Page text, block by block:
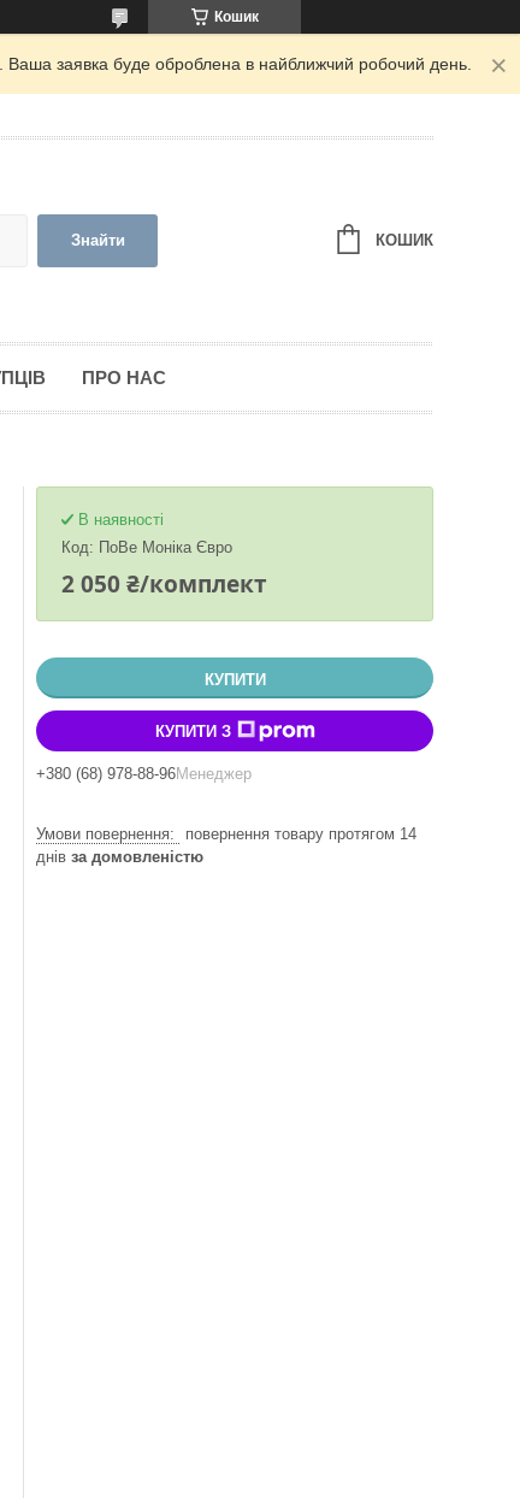
Кошик
Ваша заявка буде оброблена в найближчий робочий день.
Знайти КОШИК
ПРО НАС
В наявності
Код: ПоВе Моніка Євро
2 050 ₴/комплект
КУПИТИ
КУПИТИ З
+380 (68) 978-88-96Менеджер
повернення товару протягом 14
днів за домовленістю